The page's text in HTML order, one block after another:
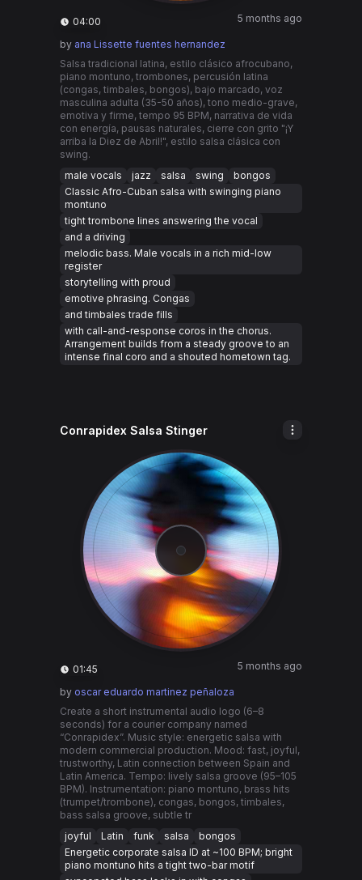
04:00 5 months ago
by ana Lissette fuentes hernandez
Salsa tradicional latina, estilo clásico afrocubano,
piano montuno, trombones, percusión latina
(congas, timbales, bongos), bajo marcado, voz
masculina adulta (35-50 años), tono medio-grave,
emotiva y firme, tempo 95 BPM, narrativa de vida
con energía, pausas naturales, cierre con grito "¡Y
arriba la Diez de Abril!", estilo salsa clásica con
swing.
male vocals
jazz salsa swing
bongos
Classic Afro-Cuban salsa with swinging piano
montuno
tight trombone lines answering the vocal
and a driving
melodic bass. Male vocals in a rich mid-low
register
storytelling with proud
emotive phrasing. Congas
and timbales trade fills
with call-and-response coros in the chorus.
Arrangement builds from a steady groove to an
intense final coro and a shouted hometown tag.
Conrapidex Salsa Stinger
01:45 5 months ago
by oscar eduardo martinez peñaloza
Create a short instrumental audio logo (6–8
seconds) for a courier company named
“Conrapidex”. Music style: energetic salsa with
modern commercial production. Mood: fast, joyful,
trustworthy, Latin connection between Spain and
Latin America. Tempo: lively salsa groove (95–105
BPM). Instrumentation: piano montuno, brass hits
(trumpet/trombone), congas, bongos, timbales,
bass salsa groove, subtle tr
joyful
Latin funk salsa
bongos
Energetic corporate salsa ID at ~100 BPM; bright
piano montuno hits a tight two-bar motif